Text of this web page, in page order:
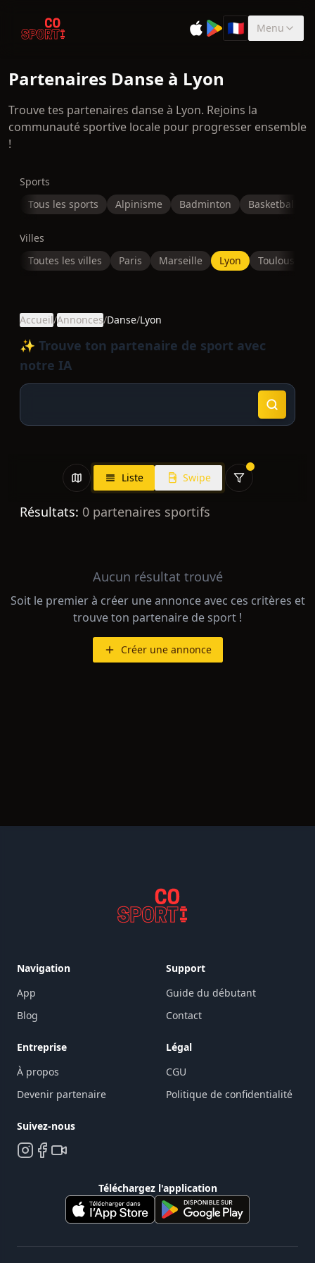
🇫🇷Sélectionner la
Menu
Partenaires Danse à Lyon
Trouve tes partenaires danse à Lyon. Rejoins la
communauté sportive locale pour progresser ensemble
!
Sports
Tous les sports
Alpinisme Badminton Basketball
Villes
Toutes les villes
Paris Marseille Lyon Toulouse
Accueil/Annonces/Danse/Lyon
✨ Trouve ton partenaire de sport avec
notre IA
Liste Swipe
Résultats: 0 partenaires sportifs
Aucun résultat trouvé
Soit le premier à créer une annonce avec ces critères et
trouve ton partenaire de sport !
Créer une annonce
Navigation
App
Blog
Support
Guide du débutant
Contact
Entreprise
À propos
Devenir partenaire
Légal
CGU
Politique de confidentialité
Suivez-nous
Téléchargez l'application